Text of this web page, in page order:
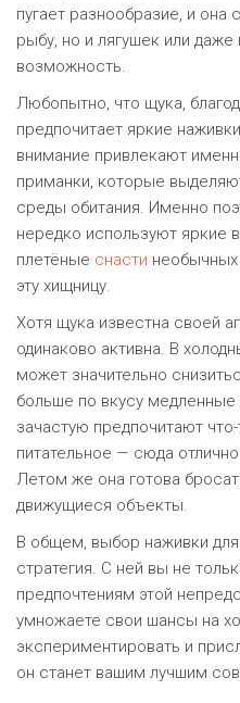
пугает разнообразие, и она
рыбу, но и лягушек или
возможность.
Любопытно, что щука,
предпочитает яркие
внимание привлекают
приманки, которые
среды обитания. Именно
нередко используют яркие
плетёные снасти необычных
эту хищницу.
Хотя щука известна своей
одинаково активна. В
может значительно
больше по вкусу
зачастую предпочитают
питательное — сюда
Летом же она готова
движущиеся объекты.
В общем, выбор наживки
стратегия. С ней вы не
предпочтениям этой
умножаете свои шансы на
экспериментировать и
он станет вашим лучшим